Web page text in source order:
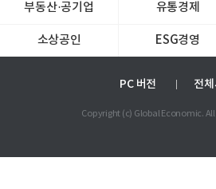
부동산·공기업 유통경제
소상공인 ESG경영
PC 버전 전
Copyright (c) Global Economic.